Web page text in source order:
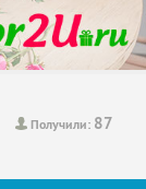
Получили: 87